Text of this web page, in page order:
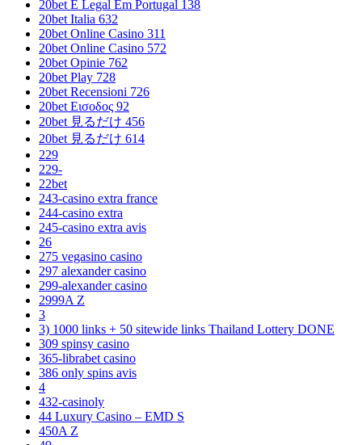
20bet E Legal Em Portugal 138
20bet Italia 632
20bet Online Casino 311
20bet Online Casino 572
20bet Opinie 762
20bet Play 728
20bet Recensioni 726
20bet Εισοδος 92
20bet 見るだけ 456
20bet 見るだけ 614
229
229-
22bet
243-casino extra france
244-casino extra
245-casino extra avis
26
275 vegasino casino
297 alexander casino
299-alexander casino
2999A Z
3
3) 1000 links + 50 sitewide links Thailand Lottery DONE
309 spinsy casino
365-librabet casino
386 only spins avis
4
432-casinoly
44 Luxury Casino – EMD S
450A Z